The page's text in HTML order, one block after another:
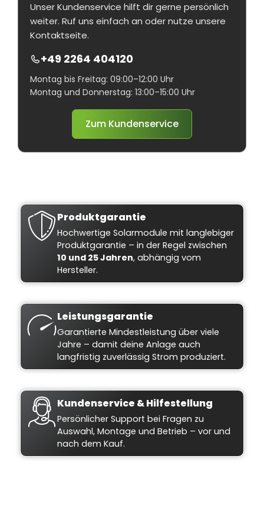
Unser Kundenservice hilft dir gerne persönlich
weiter. Ruf uns einfach an oder nutze unsere
Kontaktseite.
+49 2264 404120
Montag bis Freitag: 09:00–12:00 Uhr
Montag und Donnerstag: 13:00–15:00 Uhr
Zum Kundenservice
Produktgarantie
Hochwertige Solarmodule mit langlebiger
Produktgarantie – in der Regel zwischen
10 und 25 Jahren, abhängig vom
Hersteller.
Leistungsgarantie
Garantierte Mindestleistung über viele
Jahre – damit deine Anlage auch
langfristig zuverlässig Strom produziert.
Kundenservice & Hilfestellung
Persönlicher Support bei Fragen zu
Auswahl, Montage und Betrieb – vor und
nach dem Kauf.